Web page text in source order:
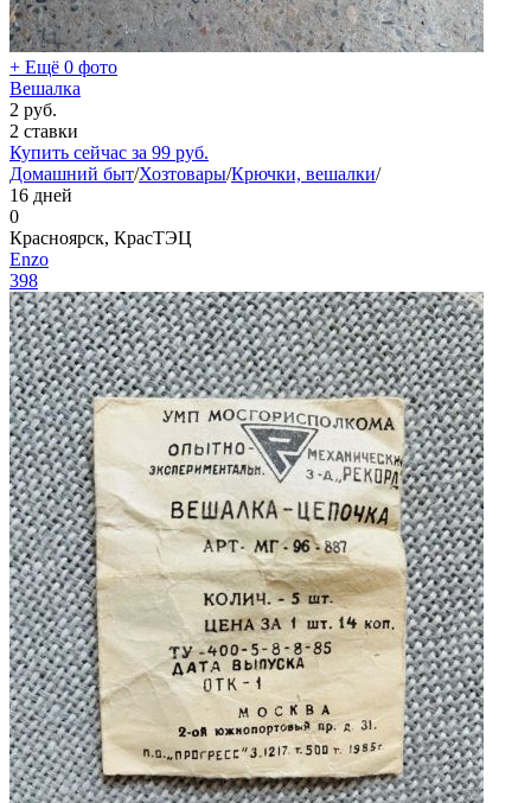
+ Ещё 0 фото
Вешалка
2 руб.
2 ставки
Купить сейчас за 99 руб.
Домашний быт/Хозтовары/Крючки, вешалки/
16 дней
0
Красноярск, КрасТЭЦ
Еnzo
398